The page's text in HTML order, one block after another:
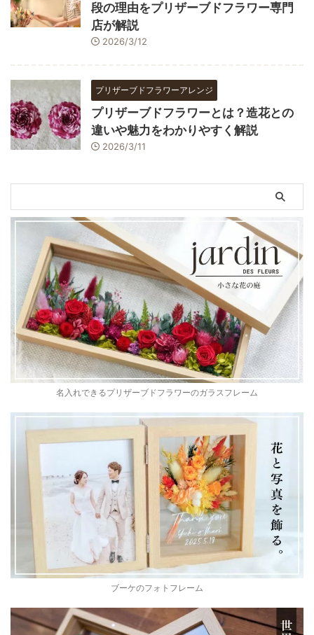
段の理由をプリザーブドフラワー専門
店が解説
2026/3/12
プリザーブドフラワーアレンジ
プリザーブドフラワーとは？造花との
違いや魅力をわかりやすく解説
2026/3/11
名入れできるプリザーブドフラワーのガラスフレーム
ブーケのフォトフレーム